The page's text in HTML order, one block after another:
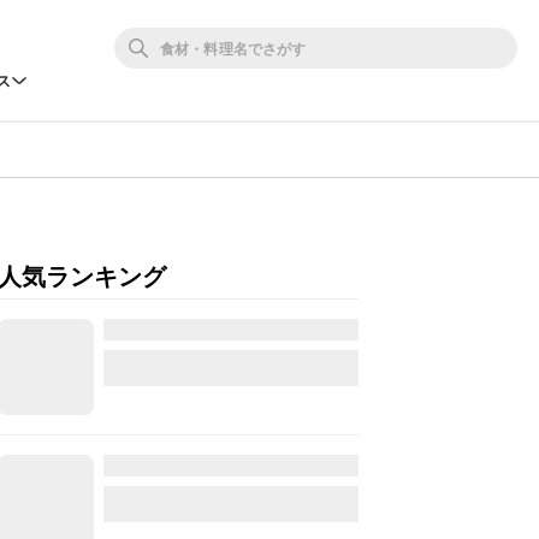
人気ランキング